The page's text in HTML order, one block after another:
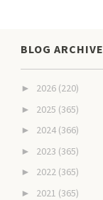
BLOG ARCHIVE
► 2026 (220)
► 2025 (365)
► 2024 (366)
► 2023 (365)
► 2022 (365)
► 2021 (365)